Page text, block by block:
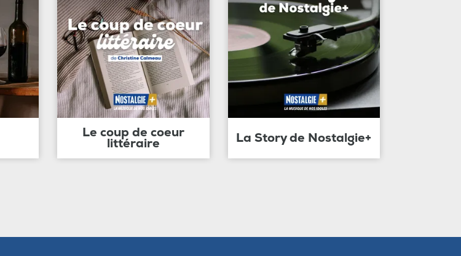
Le coup de coeur
littéraire La Story de Nostalgie+